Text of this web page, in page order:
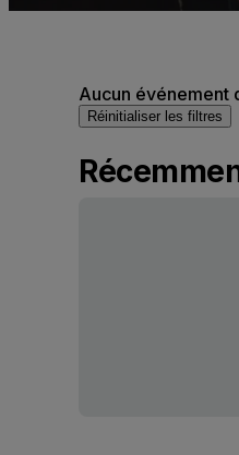
Aucun événement
Réinitialiser les filtres